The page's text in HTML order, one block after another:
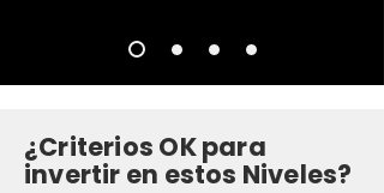
¿Criterios OK para
invertir en estos Niveles?